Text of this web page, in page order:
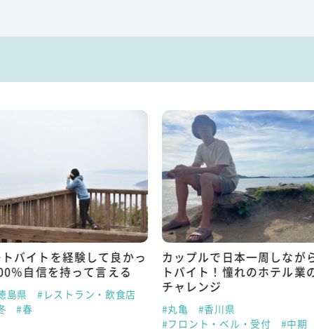
バイトを経験して良かっ
％自信を持って言える
島県
#レストラン・飲食店
#春
カップルで日本一周しなが
トバイト！憧れのホテル業
チャレンジ
#丸亀
#香川県
#フロント・ベル・受付
#中期